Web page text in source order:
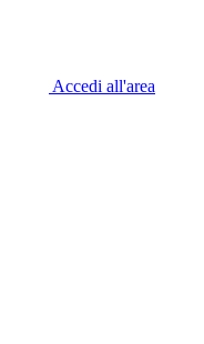
Accedi all'area